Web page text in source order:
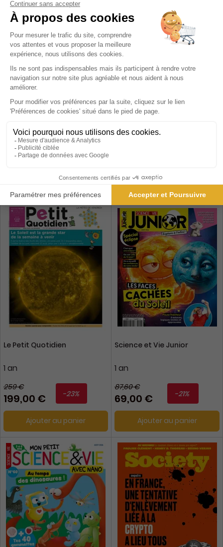
ELLE
1 an
150,80 €
53,93 € -64%
Ajouter au panier
Art et Décoration
1 an
Ajouter au panier
Le Petit Quotidien
1 an
259 €
199,00 € -23%
Ajouter au panier
Science et Vie Junior
1 an
87,60 €
69,00 € -21%
Ajouter au panier